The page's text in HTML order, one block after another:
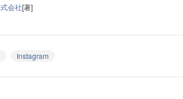
会社[著]
Instagram